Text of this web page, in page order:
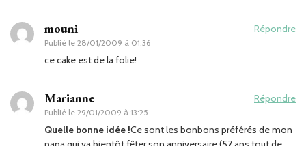
mouni
Publié le 28/01/2009 à 01:36
Répondre
ce cake est de la folie!
Marianne
Publié le 29/01/2009 à 13:25
Répondre
Quelle bonne idée !Ce sont les bonbons préférés de mon